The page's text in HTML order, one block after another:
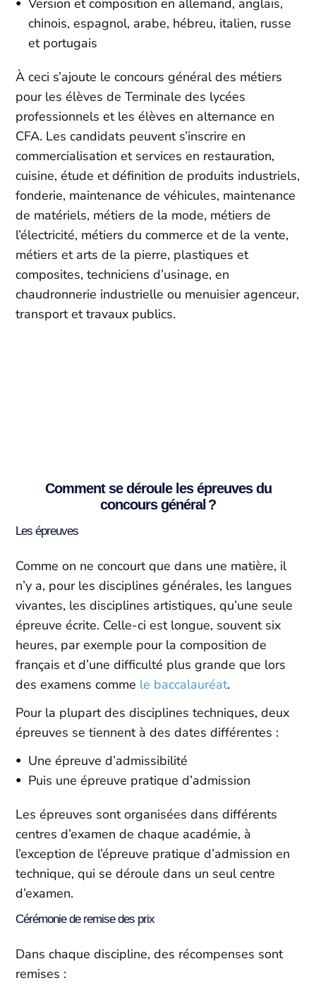
Version et composition en allemand, anglais,
chinois, espagnol, arabe, hébreu, italien, russe
et portugais
À ceci s’ajoute le concours général des métiers
pour les élèves de Terminale des lycées
professionnels et les élèves en alternance en
CFA. Les candidats peuvent s’inscrire en
commercialisation et services en restauration,
cuisine, étude et définition de produits industriels,
fonderie, maintenance de véhicules, maintenance
de matériels, métiers de la mode, métiers de
l’électricité, métiers du commerce et de la vente,
métiers et arts de la pierre, plastiques et
composites, techniciens d’usinage, en
chaudronnerie industrielle ou menuisier agenceur,
transport et travaux publics.
Comment se déroule les épreuves du
concours général ?
Les épreuves
Comme on ne concourt que dans une matière, il
n’y a, pour les disciplines générales, les langues
vivantes, les disciplines artistiques, qu’une seule
épreuve écrite. Celle-ci est longue, souvent six
heures, par exemple pour la composition de
français et d’une difficulté plus grande que lors
des examens comme le baccalauréat.
Pour la plupart des disciplines techniques, deux
épreuves se tiennent à des dates différentes :
Une épreuve d’admissibilité
Puis une épreuve pratique d’admission
Les épreuves sont organisées dans différents
centres d’examen de chaque académie, à
l’exception de l’épreuve pratique d’admission en
technique, qui se déroule dans un seul centre
d’examen.
Cérémonie de remise des prix
Dans chaque discipline, des récompenses sont
remises :